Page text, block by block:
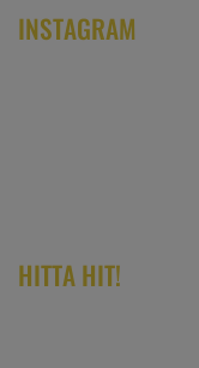
INSTAGRAM
HITTA HIT!